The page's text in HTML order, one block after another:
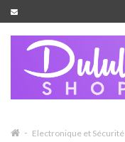
Electronique et Sécurité